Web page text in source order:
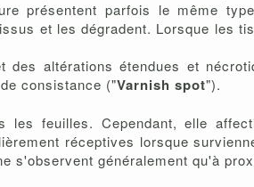
présentent parfois le même
et les dégradent. Lorsque les
altérations étendues et
consistance ("Varnish spot").
les feuilles. Cependant, elle
réceptives lorsque
s'observent généralement qu'à